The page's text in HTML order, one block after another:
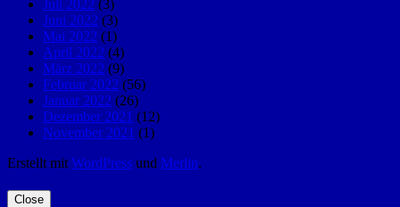
Juli 2022 (3)
Juni 2022 (3)
Mai 2022 (1)
April 2022 (4)
März 2022 (9)
Februar 2022 (56)
Januar 2022 (26)
Dezember 2021 (12)
November 2021 (1)
Erstellt mit WordPress und Merlin.
Close